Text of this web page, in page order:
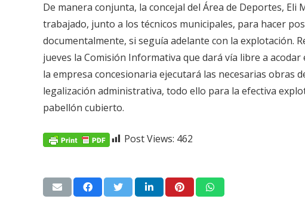
De manera conjunta, la concejal del Área de Deportes,
trabajado, junto a los técnicos municipales, para hacer
documentalmente, si seguía adelante con la explotación.
jueves la Comisión Informativa que dará vía libre a
la empresa concesionaria ejecutará las necesarias obras
legalización administrativa, todo ello para la efectiva
pabellón cubierto.
Post Views: 462